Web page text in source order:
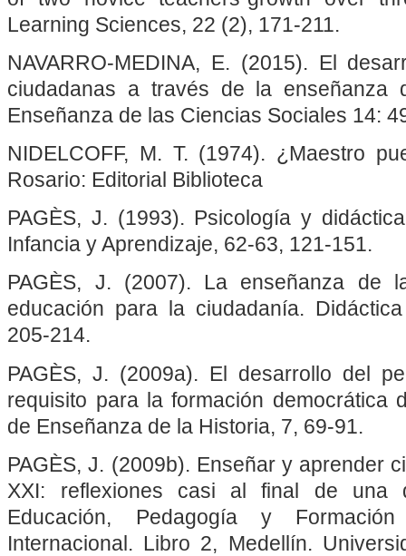
Learning Sciences, 22 (2), 171-211.
NAVARRO-MEDINA, E. (2015). El
ciudadanas a través de la enseñanza
Enseñanza de las Ciencias Sociales 14:
NIDELCOFF, M. T. (1974). ¿Maestro
Rosario: Editorial Biblioteca
PAGÈS, J. (1993). Psicología y
Infancia y Aprendizaje, 62-63, 121-151.
PAGÈS, J. (2007). La enseñanza de
educación para la ciudadanía.
205-214.
PAGÈS, J. (2009a). El desarrollo del
requisito para la formación democrática
de Enseñanza de la Historia, 7, 69-91.
PAGÈS, J. (2009b). Enseñar y aprender
XXI: reflexiones casi al final de una
Educación, Pedagogía y
Internacional. Libro 2, Medellín.